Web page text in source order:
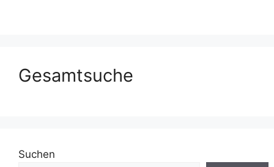
Gesamtsuche
Suchen